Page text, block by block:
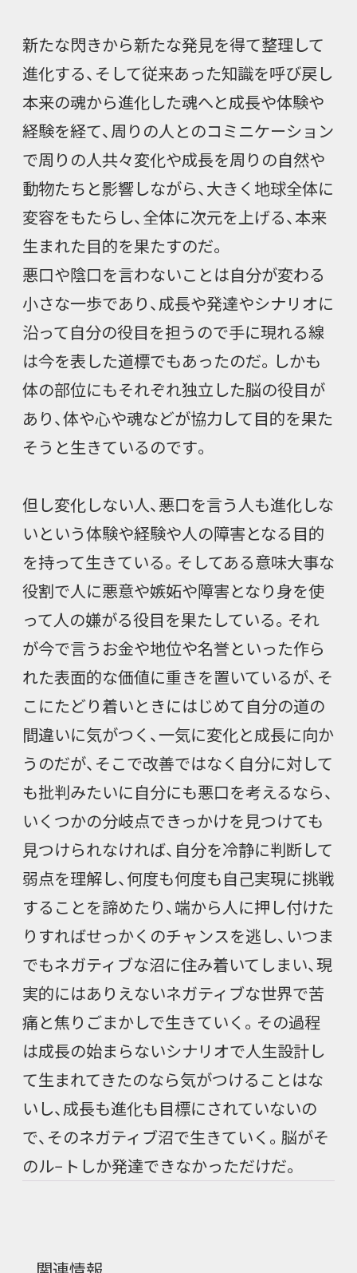
新たな閃きから新たな発見を得て整理して
進化する、そして従来あった知識を呼び戻し
本来の魂から進化した魂へと成長や体験や
経験を経て、周りの人とのコミニケーション
で周りの人共々変化や成長を周りの自然や
動物たちと影響しながら、大きく地球全体に
変容をもたらし、全体に次元を上げる、本来
生まれた目的を果たすのだ。
悪口や陰口を言わないことは自分が変わる
小さな一歩であり、成長や発達やシナリオに
沿って自分の役目を担うので手に現れる線
は今を表した道標でもあったのだ。しかも
体の部位にもそれぞれ独立した脳の役目が
あり、体や心や魂などが協力して目的を果た
そうと生きているのです。
但し変化しない人、悪口を言う人も進化しな
いという体験や経験や人の障害となる目的
を持って生きている。そしてある意味大事な
役割で人に悪意や嫉妬や障害となり身を使
って人の嫌がる役目を果たしている。それ
が今で言うお金や地位や名誉といった作ら
れた表面的な価値に重きを置いているが、そ
こにたどり着いときにはじめて自分の道の
間違いに気がつく、一気に変化と成長に向か
うのだが、そこで改善ではなく自分に対して
も批判みたいに自分にも悪口を考えるなら、
いくつかの分岐点できっかけを見つけても
見つけられなければ、自分を冷静に判断して
弱点を理解し、何度も何度も自己実現に挑戦
することを諦めたり、端から人に押し付けた
りすればせっかくのチャンスを逃し、いつま
でもネガティブな沼に住み着いてしまい、現
実的にはありえないネガティブな世界で苦
痛と焦りごまかしで生きていく。その過程
は成長の始まらないシナリオで人生設計し
て生まれてきたのなら気がつけることはな
いし、成長も進化も目標にされていないの
で、そのネガティブ沼で生きていく。脳がそ
のル−トしか発達できなかっただけだ。